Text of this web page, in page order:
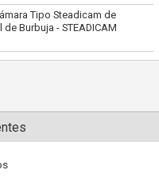
Tipo Steadicam de
Burbuja - STEADICAM